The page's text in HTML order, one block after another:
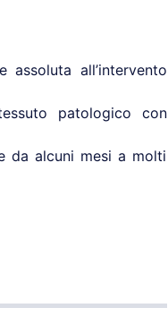
all’intervento
patologico con
da alcuni mesi a molti